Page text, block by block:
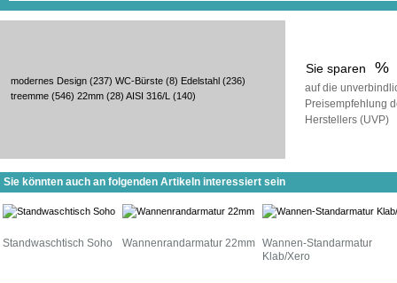
Sie sparen %
auf die
Preisempfehlung
Herstellers (UVP)
modernes Design (237) WC-Bürste (8) Edelstahl (236)
treemme (546) 22mm (28) AISI 316/L (140)
Sie könnten auch an folgenden Artikeln interessiert sein
Standwaschtisch Soho Wannenrandarmatur 22mm Wannen-Standarmatur
Klab/Xero